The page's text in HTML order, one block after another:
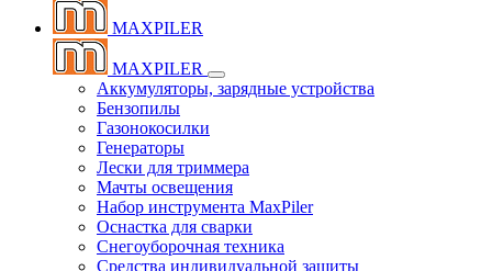
MAXPILER
MAXPILER
Аккумуляторы, зарядные устройства
Бензопилы
Газонокосилки
Генераторы
Лески для триммера
Мачты освещения
Набор инструмента MaxPiler
Оснастка для сварки
Снегоуборочная техника
Средства индивидуальной защиты